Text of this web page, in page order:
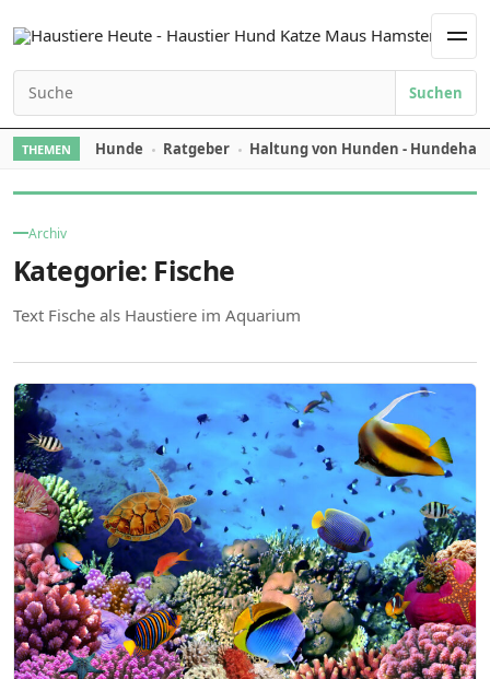
Search for:
Suchen
THEMEN Hunde Ratgeber Haltung von Hunden -
Archiv
Kategorie: Fische
Text Fische als Haustiere im Aquarium